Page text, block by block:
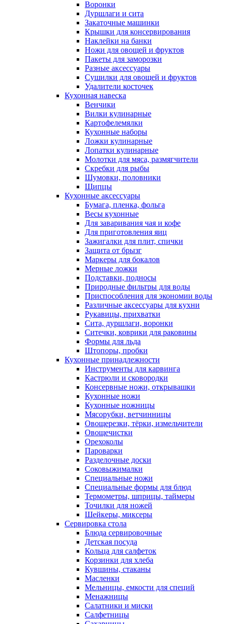
Воронки
Дуршлаги и сита
Закаточные машинки
Крышки для консервирования
Наклейки на банки
Ножи для овощей и фруктов
Пакеты для заморозки
Разные аксессуары
Сушилки для овощей и фруктов
Удалители косточек
Кухонная навеска
Венчики
Вилки кулинарные
Картофелемялки
Кухонные наборы
Ложки кулинарные
Лопатки кулинарные
Молотки для мяса, размягчители
Скребки для рыбы
Шумовки, половники
Щипцы
Кухонные аксессуары
Бумага, пленка, фольга
Весы кухонные
Для заваривания чая и кофе
Для приготовления яиц
Зажигалки для плит, спички
Защита от брызг
Маркеры для бокалов
Мерные ложки
Подставки, подносы
Природные фильтры для воды
Приспособления для экономии воды
Различные аксессуары для кухни
Рукавицы, прихватки
Сита, дуршлаги, воронки
Ситечки, коврики для раковины
Формы для льда
Штопоры, пробки
Кухонные принадлежности
Инструменты для карвинга
Кастрюли и сковородки
Консервные ножи, открывашки
Кухонные ножи
Кухонные ножницы
Мясорубки, ветчинницы
Овощерезки, тёрки, измельчители
Овощечистки
Орехоколы
Пароварки
Разделочные доски
Соковыжималки
Специальные ножи
Специальные формы для блюд
Термометры, шприцы, таймеры
Точилки для ножей
Шейкеры, миксеры
Сервировка стола
Блюда сервировочные
Детская посуда
Кольца для салфеток
Корзинки для хлеба
Кувшины, стаканы
Масленки
Мельницы, емкости для специй
Менажницы
Салатники и миски
Салфетницы